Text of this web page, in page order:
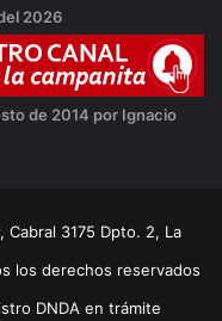
2026
de 2014 por Ignacio
3175 Dpto. 2, La
los derechos reservados
DNDA en trámite